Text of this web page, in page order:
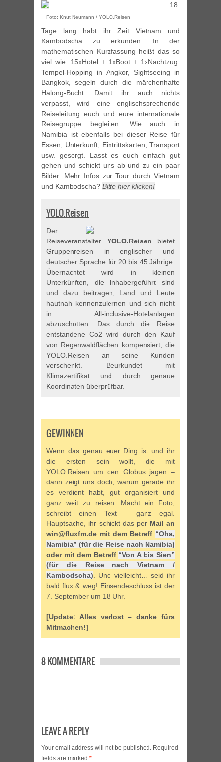
Foto: Knut Neumann / YOLO.Reisen
18
Tage lang habt ihr Zeit Vietnam und
Kambodscha zu erkunden. In der
mathematischen Kurzfassung heißt das so
viel wie: 15xHotel + 1xBoot + 1xNachtzug.
Tempel-Hopping in Angkor, Sightseeing in
Bangkok, segeln durch die märchenhafte
Halong-Bucht. Damit ihr auch nichts
verpasst, wird eine englischsprechende
Reiseleitung euch und eure internationale
Reisegruppe begleiten. Wie auch in
Namibia ist ebenfalls bei dieser Reise für
Essen, Unterkunft, Eintrittskarten, Transport
usw. gesorgt. Lasst es euch einfach gut
gehen und schickt uns ab und zu ein paar
Bilder. Mehr Infos zur Tour durch Vietnam
und Kambodscha? Bitte hier klicken!
YOLO.Reisen
Der
Reiseveranstalter YOLO.Reisen bietet
Gruppenreisen in englischer und
deutscher Sprache für 20 bis 45 Jährige.
Übernachtet wird in kleinen
Unterkünften, die inhabergeführt sind
und dazu beitragen, Land und Leute
hautnah kennenzulernen und sich nicht
in All-inclusive-Hotelanlagen
abzuschotten. Das durch die Reise
entstandene Co2 wird durch den Kauf
von Regenwaldflächen kompensiert, die
YOLO.Reisen an seine Kunden
verschenkt. Beurkundet mit
Klimazertifikat und durch genaue
Koordinaten überprüfbar.
GEWINNEN
Wenn das genau euer Ding ist und ihr
die ersten sein wollt, die mit
YOLO.Reisen um den Globus jagen –
dann zeigt uns doch, warum gerade ihr
es verdient habt, gut organisiert und
ganz weit zu reisen. Macht ein Foto,
schreibt einen Text – ganz egal.
Hauptsache, ihr schickt das per Mail an
win@fluxfm.de mit dem Betreff “Oha,
Namibia” (für die Reise nach Namibia)
oder mit dem Betreff “Von A bis Sien”
(für die Reise nach Vietnam /
Kambodscha) . Und vielleicht… seid ihr
bald flux & weg! Einsendeschluss ist der
7. September um 18 Uhr.
[Update: Alles verlost – danke fürs
Mitmachen!]
8 KOMMENTARE
LEAVE A REPLY
Your email address will not be published. Required
fields are marked *